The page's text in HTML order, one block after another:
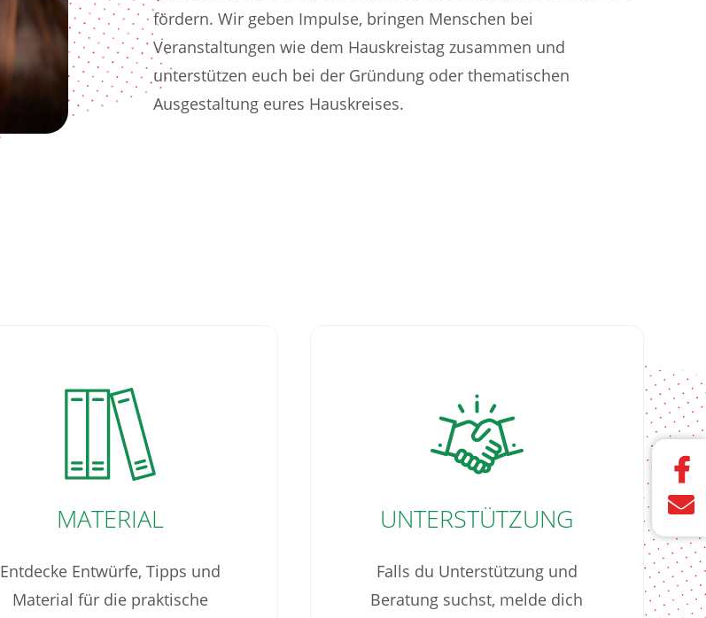
fördern. Wir geben Impulse, bringen Menschen bei
Veranstaltungen wie dem Hauskreistag zusammen und
unterstützen euch bei der Gründung oder thematischen
Ausgestaltung eures Hauskreises.
MATERIAL
Entdecke Entwürfe, Tipps und
Material für die praktische
UNTERSTÜTZUNG
Falls du Unterstützung und
Beratung suchst, melde dich